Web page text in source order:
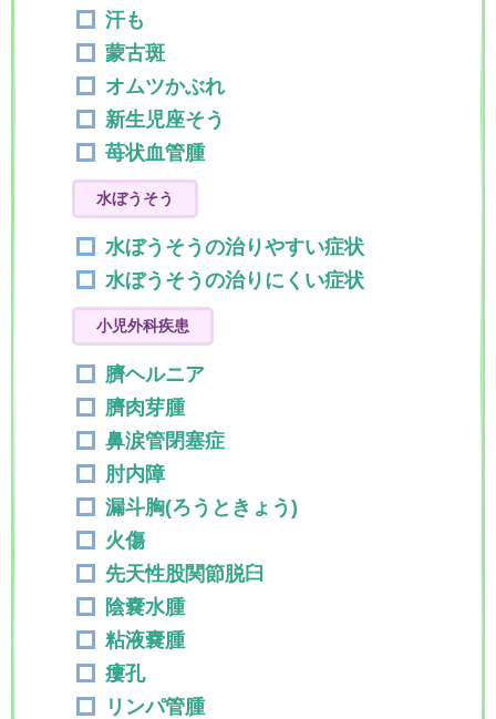
汗も
蒙古斑
オムツかぶれ
新生児座そう
苺状血管腫
水ぼうそう
水ぼうそうの治りやすい症状
水ぼうそうの治りにくい症状
小児外科疾患
臍ヘルニア
臍肉芽腫
鼻涙管閉塞症
肘内障
漏斗胸(ろうときょう)
火傷
先天性股関節脱臼
陰嚢水腫
粘液嚢腫
瘻孔
リンパ管腫